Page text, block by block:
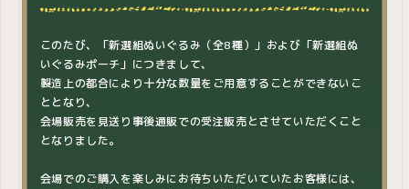
このたび、「新選組ぬいぐるみ（全8種）」および「新選組ぬ
いぐるみポーチ」につきまして、
製造上の都合により十分な数量をご用意することができないこ
ととなり、
会場販売を見送り事後通販での受注販売とさせていただくこと
となりました。
会場でのご購入を楽しみにお待ちいただいていたお客様には、